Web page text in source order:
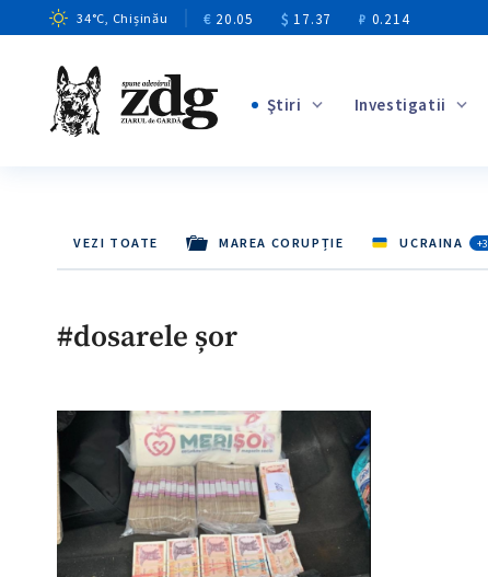
34°C, Chișinău € 20.05 $ 17.37 ₽ 0.214
Ştiri
+10
Investigatii
VEZI TOATE MAREA CORUPȚIE UCRAINA +3
#dosarele șor